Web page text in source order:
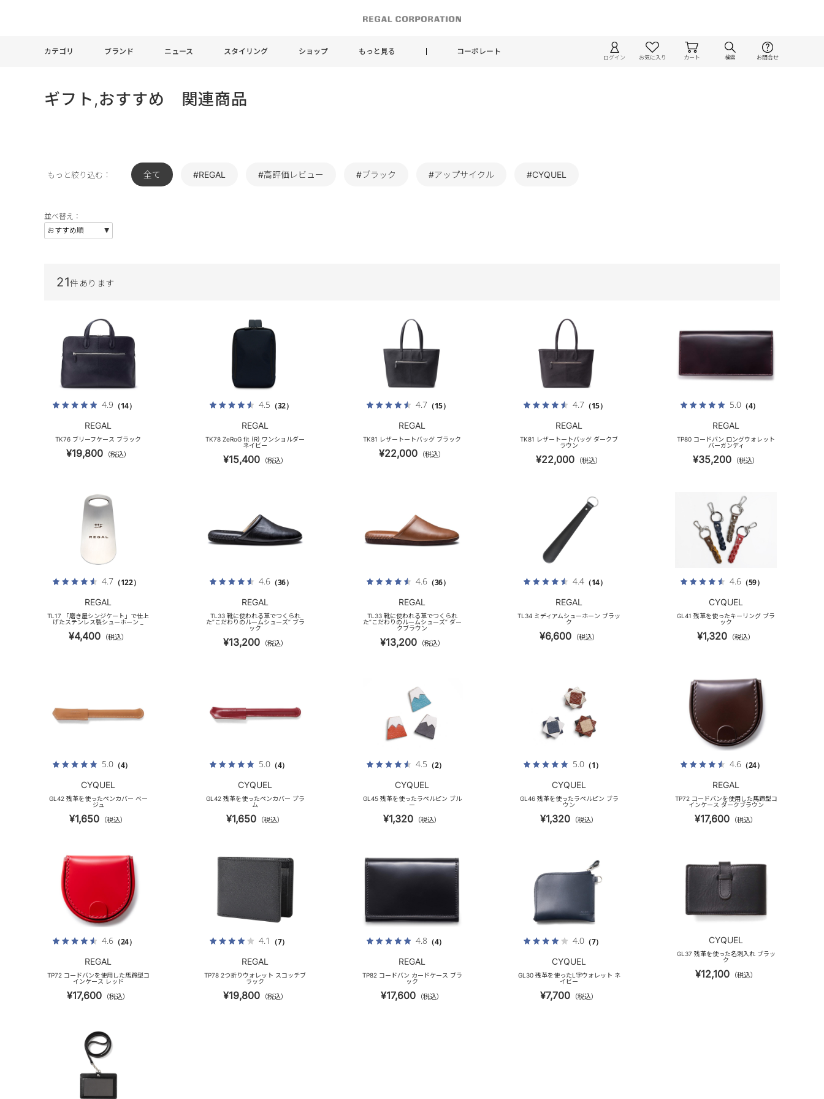
カテゴリ ブランド ニュース スタイリング ショップ もっと見る コーポレート
ログイン お気に入り カート 検索 お問合せ
ギフト,おすすめ 関連商品
もっと絞り込む： 全て #REGAL #高評価レビュー #ブラック #アップサイクル #CYQUEL
並べ替え：
21件あります
4.9 （14）
REGAL
TK76 ブリーフケース ブラック
¥19,800 （税込）
4.5 （32）
REGAL
TK78 ZeRoG fit (R) ワンショルダー
ネイビー
¥15,400 （税込）
4.7（15）
REGAL
TK81 レザートートバッグ ブラック
¥22,000 （税込）
4.7（15）
REGAL
TK81 レザートートバッグ ダークブ
ラウン
¥22,000 （税込）
5.0（4）
REGAL
TP80 コードバン ロングウォレット
バーガンディ
¥35,200 （税込）
4.7（122）
REGAL
TL17 「磨き屋シンジケート」で仕上
げたステンレス製シューホーン _
¥4,400 （税込）
4.6（36）
REGAL
TL33 靴に使われる革でつくられ
た”こだわりのルームシューズ” ブラ
ック
¥13,200 （税込）
4.6（36）
REGAL
TL33 靴に使われる革でつくられ
た”こだわりのルームシューズ” ダー
クブラウン
¥13,200 （税込）
4.4（14）
REGAL
TL34 ミディアムシューホーン ブラッ
ク
¥6,600 （税込）
4.6（59）
CYQUEL
GL41 残革を使ったキーリング ブラ
ック
¥1,320 （税込）
5.0（4）
CYQUEL
GL42 残革を使ったペンカバー ベー
ジュ
¥1,650 （税込）
5.0（4）
CYQUEL
GL42 残革を使ったペンカバー プラ
ム
¥1,650 （税込）
4.5 （2）
CYQUEL
GL45 残革を使ったラペルピン ブル
ー
¥1,320 （税込）
5.0（1）
CYQUEL
GL46 残革を使ったラペルピン ブラ
ウン
¥1,320 （税込）
4.6（24）
REGAL
TP72 コードバンを使用した馬蹄型コ
インケース ダークブラウン
¥17,600 （税込）
4.6（24）
REGAL
TP72 コードバンを使用した馬蹄型コ
インケース レッド
¥17,600 （税込）
4.1 （7）
REGAL
TP78 2つ折りウォレット スコッチブ
ラック
¥19,800 （税込）
4.8 （4）
REGAL
TP82 コードバン カードケース ブラ
ック
¥17,600 （税込）
4.0（7）
CYQUEL
GL30 残革を使ったL字ウォレット ネ
イビー
¥7,700 （税込）
CYQUEL
GL37 残革を使った名刺入れ ブラッ
ク
¥12,100 （税込）